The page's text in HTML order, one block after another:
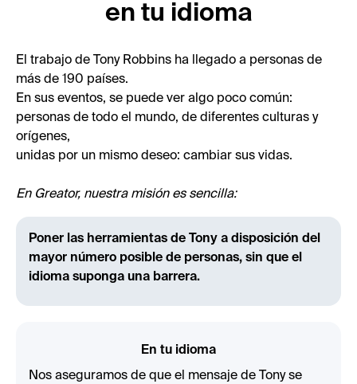
en tu idioma
El trabajo de Tony Robbins ha llegado a personas de
más de 190 países.
En sus eventos, se puede ver algo poco común:
personas de todo el mundo, de diferentes culturas y
orígenes,
unidas por un mismo deseo: cambiar sus vidas.
En Greator, nuestra misión es sencilla:
Poner las herramientas de Tony a disposición del
mayor número posible de personas, sin que el
idioma suponga una barrera.
En tu idioma
Nos aseguramos de que el mensaje de Tony se